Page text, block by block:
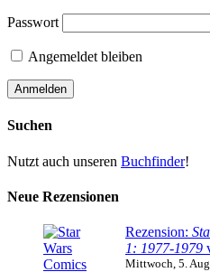
Passwort
Angemeldet bleiben
Suchen
Nutzt auch unseren Buchfinder!
Neue Rezensionen
Rezension:
1: 1977-1979
Mittwoch, 5.